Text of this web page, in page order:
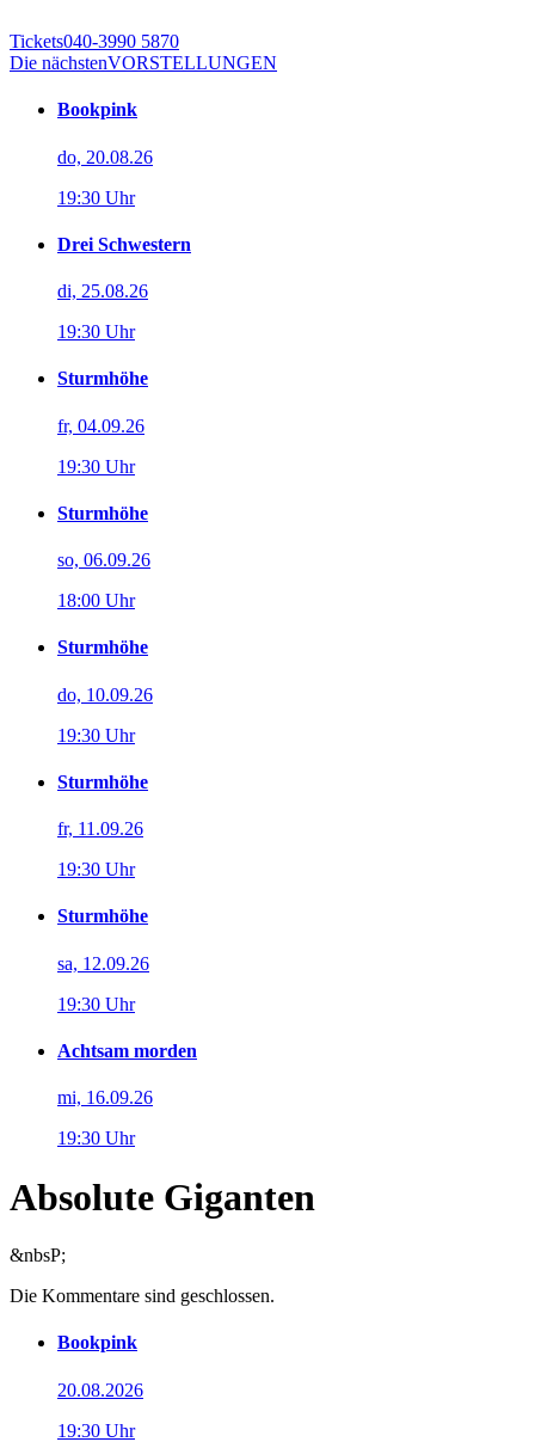
Tickets040-3990 5870
Die nächstenVORSTELLUNGEN
Bookpink
do, 20.08.26
19:30 Uhr
Drei Schwestern
di, 25.08.26
19:30 Uhr
Sturmhöhe
fr, 04.09.26
19:30 Uhr
Sturmhöhe
so, 06.09.26
18:00 Uhr
Sturmhöhe
do, 10.09.26
19:30 Uhr
Sturmhöhe
fr, 11.09.26
19:30 Uhr
Sturmhöhe
sa, 12.09.26
19:30 Uhr
Achtsam morden
mi, 16.09.26
19:30 Uhr
Absolute Giganten
&nbsP;
Die Kommentare sind geschlossen.
Bookpink
20.08.2026
19:30 Uhr